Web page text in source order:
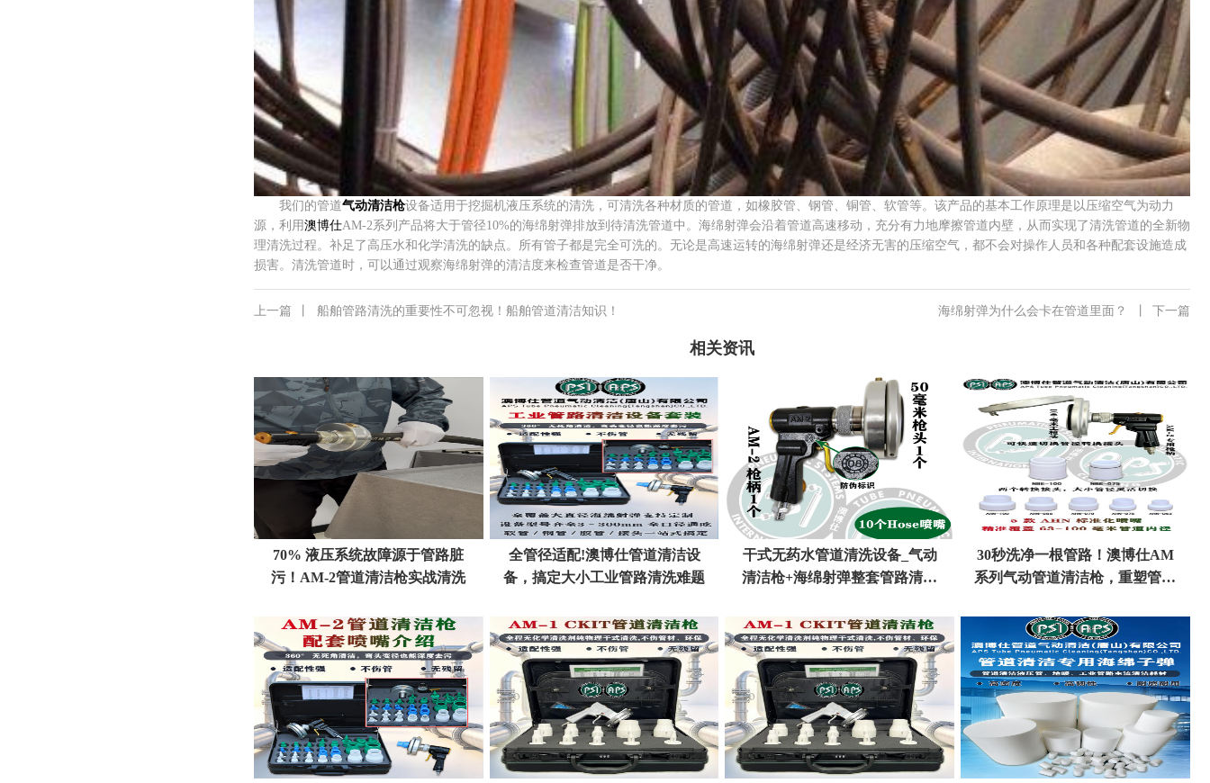
我们的管道气动清洁枪设备适用于挖掘机液压系统的清洗，可清洗各种材质的管道，如橡胶管、钢管、铜管、软管等。该产品的基本工作原理是以压缩空气为动力
源，利用澳博仕AM-2系列产品将大于管径10%的海绵射弹排放到待清洗管道中。海绵射弹会沿着管道高速移动，充分有力地摩擦管道内壁，从而实现了清洗管道的全新物
理清洗过程。补足了高压水和化学清洗的缺点。所有管子都是完全可洗的。无论是高速运转的海绵射弹还是经济无害的压缩空气，都不会对操作人员和各种配套设施造成
损害。清洗管道时，可以通过观察海绵射弹的清洁度来检查管道是否干净。
上一篇 船舶管路清洗的重要性不可忽视！船舶管道清洁知识！ 下一篇
海绵射弹为什么会卡在管道里面？
相关资讯
70% 液压系统故障源于管路脏
污！AM‑2管道清洁枪实战清洗
全管径适配!澳博仕管道清洁设
备，搞定大小工业管路清洗难题
干式无药水管道清洗设备_气动
清洁枪+海绵射弹整套管路清洗
30秒洗净一根管路！澳博仕AM
系列气动管道清洁枪，重塑管路